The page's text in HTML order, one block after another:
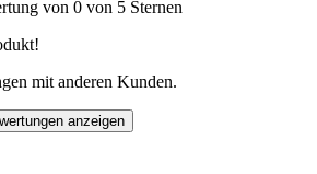
von 0 von 5 Sternen
mit anderen Kunden.
anzeigen